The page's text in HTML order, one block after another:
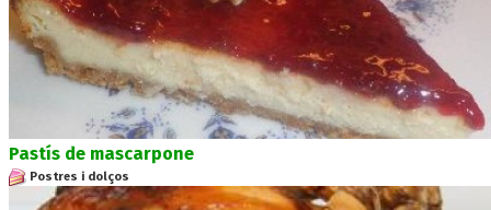
Pastís de mascarpone
Postres i dolços